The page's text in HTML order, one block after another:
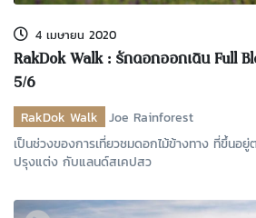
4 เมษายน 2020
RakDok Walk : รักดอกออกเดิน Full
5/6
RakDok Walk
Joe Rainforest
เป็นช่วงของการเที่ยวชมดอกไม้ข้างทาง ที่ขึ้นอยู่
ปรุงแต่ง กับแลนด์สเคปสว